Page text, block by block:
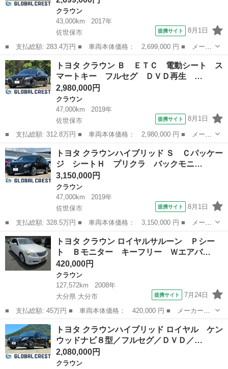
クラウン
43,000km
2017年
佐世保市
提携サイト 8月1日
■ 支払総額: 283.4万円 ■ 車両本体価格： 2,699,000 円 ■ メーカ
ー名： トヨタ ■ 車種名： クラウンハイブリッド ■ グレード
名： アスリートＳ 純８型ナビ／フルセグ／ＤＶＤ／ＢＴ／Ｂカメ
ラ・革Ｈ／...
長崎 佐世保市 クラウン
トヨタ クラウン Ｂ ＥＴＣ 電動シート ス
マートキー フルセグ ＤＶＤ再生 …
2,980,000円
クラウン
47,000km
2019年
佐世保市
提携サイト 8月1日
■ 支払総額: 312.8万円 ■ 車両本体価格： 2,980,000 円 ■ メーカ
ー名： トヨタ ■ 車種名： クラウン ■ グレード名： Ｂ ＥＴ
Ｃ 電動シート スマートキー フルセグ ＤＶＤ再生 ＬＥＤヘッ
ド アル...
長崎 佐世保市 クラウン
トヨタ クラウンハイブリッド Ｓ Ｃパッケー
ジ シートＨ プリクラ バックモニ…
3,150,000円
クラウン
47,000km
2019年
佐世保市
提携サイト 8月1日
■ 支払総額: 328.5万円 ■ 車両本体価格： 3,150,000 円 ■ メーカ
ー名： トヨタ ■ 車種名： クラウンハイブリッド ■ グレード
名： Ｓ Ｃパッケージ シートＨ プリクラ バックモニタ ＬＥ
Ｄライト ...
長崎 佐世保市 クラウン
トヨタ クラウン ロイヤルサルーン Ｐシー
ト Ｂモニター キーフリー Ｗエアバ…
420,000円
クラウン
127,572km
2008年
大分県 大分市
提携サイト 7月24日
■ 支払総額: 45万円 ■ 車両本体価格： 420,000 円 ■ メーカー
名： トヨタ ■ 車種名： クラウン ■ グレード名： ロイヤルサ
ルーン Ｐシート Ｂモニター キーフリー Ｗエアバック パワー
ステアリング エ...
大分 大分市 クラウン
トヨタ クラウンハイブリッド ロイヤル ケン
ウッドナビ８型／フルセグ／ＤＶＤ／…
2,080,000円
クラウン